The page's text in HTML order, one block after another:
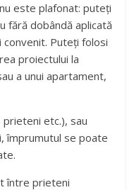
este plafonat: puteți
fără dobândă aplicată
convenit. Puteți folosi
proiectului la
a unui apartament,
etc.), sau
împrumutul se poate
între prieteni